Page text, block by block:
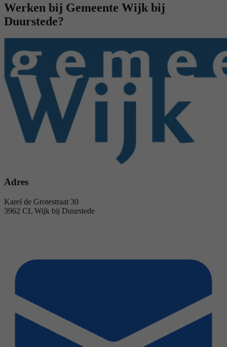
Werken bij Gemeente Wijk bij
Duurstede?
Adres
Karel de Grotestraat 30
3962 CL Wijk bij Duurstede